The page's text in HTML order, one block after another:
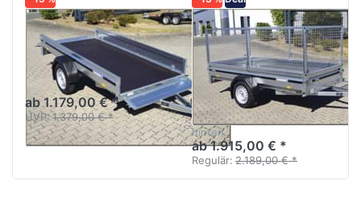
BRENDERUP
2270S - 750 kg
Anhänger Hobby-Serie
extralang - Klappe vorn und
hinten
ab 1.179,00 € *
UVP: 1.379,00 € *
BRENDERUP
2270S
Gitteraufsatz /
Überzugplane
Anhänger Hobby-Serie
extralang - Klappe vorn und
hinten
ab 1.915,00 € *
Regulär: 2.189,00 € *